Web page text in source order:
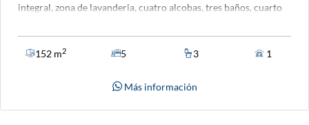
integral, zona de lavanderia, cuatro alcobas, tres baños, cuarto
152 m2 5 3 1
Más información